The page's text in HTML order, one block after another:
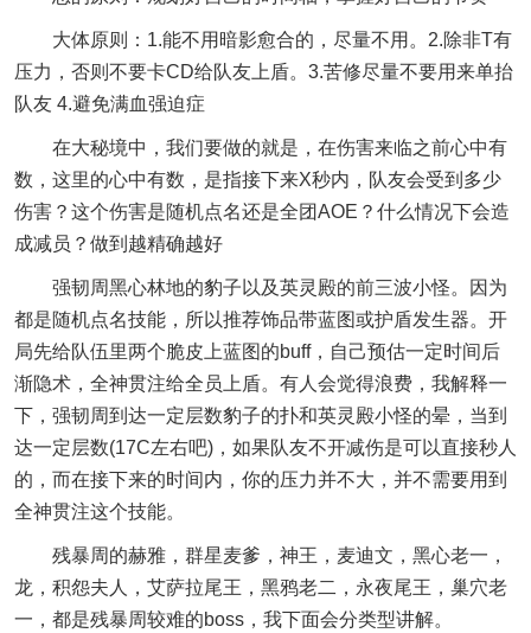
大体原则：1.能不用暗影愈合的，尽量不用。2.除非T有
压力，否则不要卡CD给队友上盾。3.苦修尽量不要用来单抬
队友 4.避免满血强迫症
在大秘境中，我们要做的就是，在伤害来临之前心中有
数，这里的心中有数，是指接下来X秒内，队友会受到多少
伤害？这个伤害是随机点名还是全团AOE？什么情况下会造
成减员？做到越精确越好
强韧周黑心林地的豹子以及英灵殿的前三波小怪。因为
都是随机点名技能，所以推荐饰品带蓝图或护盾发生器。开
局先给队伍里两个脆皮上蓝图的buff，自己预估一定时间后
渐隐术，全神贯注给全员上盾。有人会觉得浪费，我解释一
下，强韧周到达一定层数豹子的扑和英灵殿小怪的晕，当到
达一定层数(17C左右吧)，如果队友不开减伤是可以直接秒人
的，而在接下来的时间内，你的压力并不大，并不需要用到
全神贯注这个技能。
残暴周的赫雅，群星麦爹，神王，麦迪文，黑心老一，
龙，积怨夫人，艾萨拉尾王，黑鸦老二，永夜尾王，巢穴老
一，都是残暴周较难的boss，我下面会分类型讲解。